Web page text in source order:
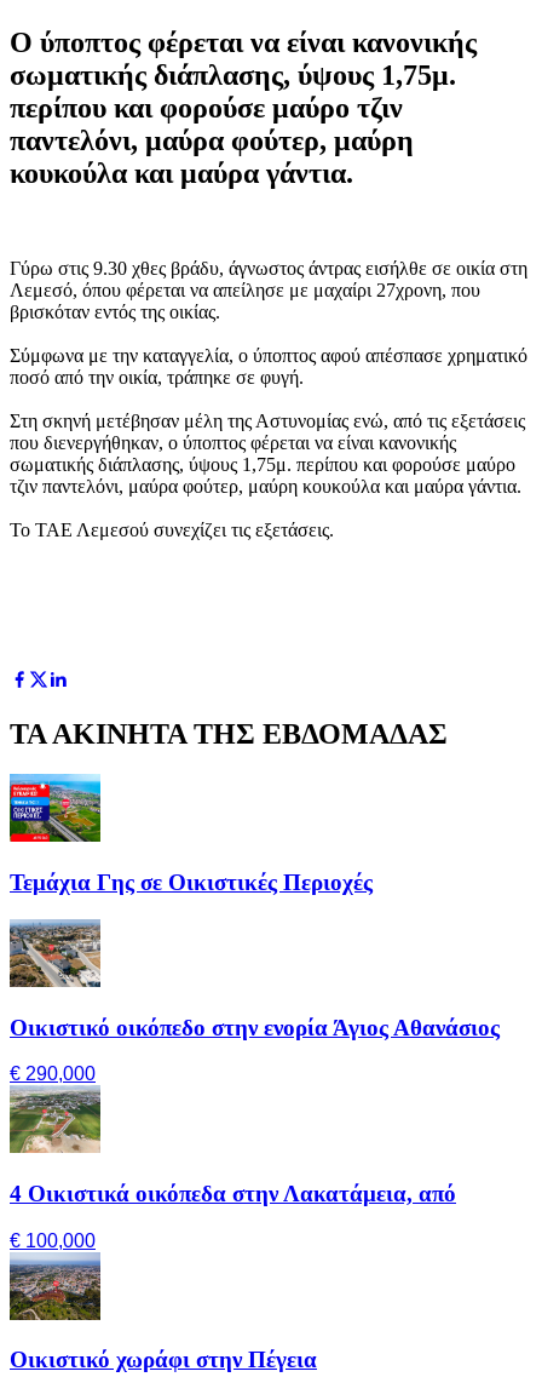
Ο ύποπτος φέρεται να είναι κανονικής
σωματικής διάπλασης, ύψους 1,75μ.
περίπου και φορούσε μαύρο τζιν
παντελόνι, μαύρα φούτερ, μαύρη
κουκούλα και μαύρα γάντια.
Γύρω στις 9.30 χθες βράδυ, άγνωστος άντρας εισήλθε σε οικία στη
Λεμεσό, όπου φέρεται να απείλησε με μαχαίρι 27χρονη, που
βρισκόταν εντός της οικίας.
Σύμφωνα με την καταγγελία, ο ύποπτος αφού απέσπασε χρηματικό
ποσό από την οικία, τράπηκε σε φυγή.
Στη σκηνή μετέβησαν μέλη της Αστυνομίας ενώ, από τις εξετάσεις
που διενεργήθηκαν, ο ύποπτος φέρεται να είναι κανονικής
σωματικής διάπλασης, ύψους 1,75μ. περίπου και φορούσε μαύρο
τζιν παντελόνι, μαύρα φούτερ, μαύρη κουκούλα και μαύρα γάντια.
Το ΤΑΕ Λεμεσού συνεχίζει τις εξετάσεις.
ΤΑ ΑΚΙΝΗΤΑ ΤΗΣ ΕΒΔΟΜΑΔΑΣ
Τεμάχια Γης σε Οικιστικές Περιοχές
Οικιστικό οικόπεδο στην ενορία Άγιος Αθανάσιος
€ 290,000
4 Οικιστικά οικόπεδα στην Λακατάμεια, από
€ 100,000
Οικιστικό χωράφι στην Πέγεια